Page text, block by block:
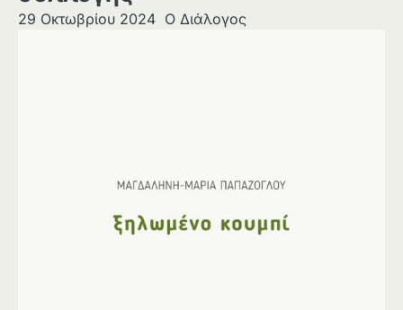
29 Οκτωβρίου 2024 Ο Διάλογος